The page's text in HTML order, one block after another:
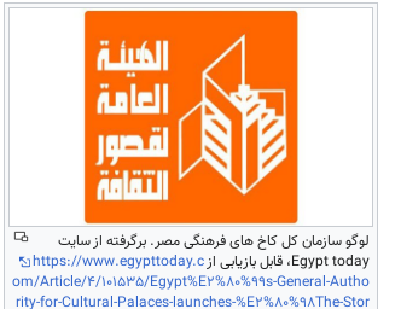
لوگو سازمان کل کاخ های فرهنگی مصر. برگرفته از سایت
Egypt today، قابل بازیابی از
https://www.egypttoday.c
om/Article/4/101535/Egypt%E2%80%99s-General-Autho
rity-for-Cultural-Palaces-launches-%E2%80%98The-Stor